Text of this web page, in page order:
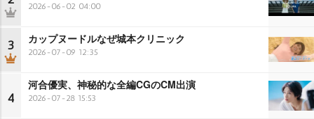
2026-06-02 04:00
3 カップヌードルなぜ城本クリニック
2026-07-09 12:35
4
河合優実、神秘的な全編CGのCM出演
2026-07-28 15:53